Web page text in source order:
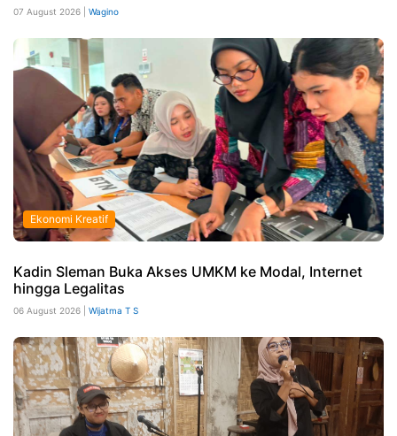
07 August 2026 | Wagino
Ekonomi Kreatif
Kadin Sleman Buka Akses UMKM ke Modal, Internet
hingga Legalitas
06 August 2026 | Wijatma T S